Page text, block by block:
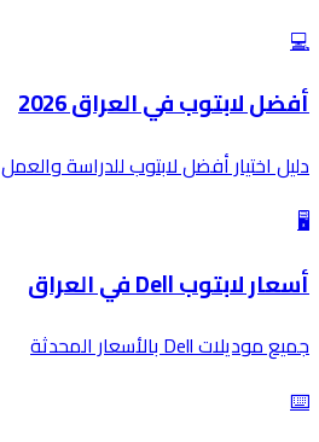
💻
أفضل لابتوب في العراق 2026
دليل اختيار أفضل لابتوب للدراسة والعمل
🖥️
أسعار لابتوب Dell في العراق
جميع موديلات Dell بالأسعار المحدثة
⌨️